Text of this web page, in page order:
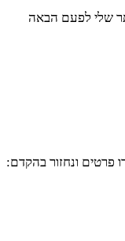
שלי לפעם הבאה
פרטים ונחזור בהקדם: